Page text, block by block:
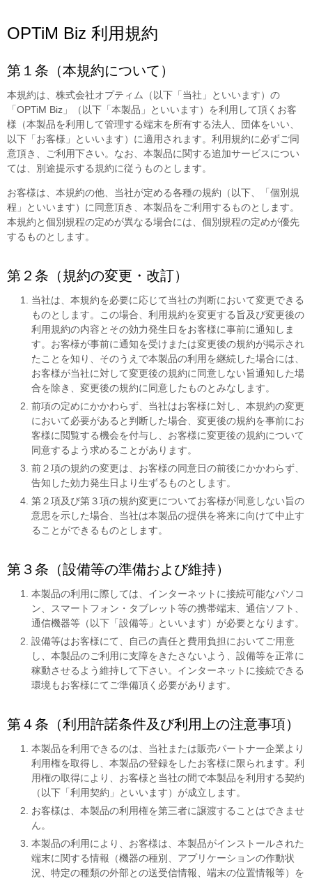
OPTiM Biz 利用規約
第１条（本規約について）
本規約は、株式会社オプティム（以下「当社」といいます）の
「OPTiM Biz」（以下「本製品」といいます）を利用して頂くお客
様（本製品を利用して管理する端末を所有する法人、団体をいい、
以下「お客様」といいます）に適用されます。利用規約に必ずご同
意頂き、ご利用下さい。なお、本製品に関する追加サービスについ
ては、別途提示する規約に従うものとします。
お客様は、本規約の他、当社が定める各種の規約（以下、「個別規
程」といいます）に同意頂き、本製品をご利用するものとします。
本規約と個別規程の定めが異なる場合には、個別規程の定めが優先
するものとします。
第２条（規約の変更・改訂）
当社は、本規約を必要に応じて当社の判断において変更できる
ものとします。この場合、利用規約を変更する旨及び変更後の
利用規約の内容とその効力発生日をお客様に事前に通知しま
す。お客様が事前に通知を受けまたは変更後の規約が掲示され
たことを知り、そのうえで本製品の利用を継続した場合には、
お客様が当社に対して変更後の規約に同意しない旨通知した場
合を除き、変更後の規約に同意したものとみなします。
前項の定めにかかわらず、当社はお客様に対し、本規約の変更
において必要があると判断した場合、変更後の規約を事前にお
客様に閲覧する機会を付与し、お客様に変更後の規約について
同意するよう求めることがあります。
前２項の規約の変更は、お客様の同意日の前後にかかわらず、
告知した効力発生日より生ずるものとします。
第２項及び第３項の規約変更についてお客様が同意しない旨の
意思を示した場合、当社は本製品の提供を将来に向けて中止す
ることができるものとします。
第３条（設備等の準備および維持）
本製品の利用に際しては、インターネットに接続可能なパソコ
ン、スマートフォン・タブレット等の携帯端末、通信ソフト、
通信機器等（以下「設備等」といいます）が必要となります。
設備等はお客様にて、自己の責任と費用負担においてご用意
し、本製品のご利用に支障をきたさないよう、設備等を正常に
稼動させるよう維持して下さい。インターネットに接続できる
環境もお客様にてご準備頂く必要があります。
第４条（利用許諾条件及び利用上の注意事項）
本製品を利用できるのは、当社または販売パートナー企業より
利用権を取得し、本製品の登録をしたお客様に限られます。利
用権の取得により、お客様と当社の間で本製品を利用する契約
（以下「利用契約」といいます）が成立します。
お客様は、本製品の利用権を第三者に譲渡することはできませ
ん。
本製品の利用により、お客様は、本製品がインストールされた
端末に関する情報（機器の種別、アプリケーションの作動状
況、特定の種類の外部との送受信情報、端末の位置情報等）を